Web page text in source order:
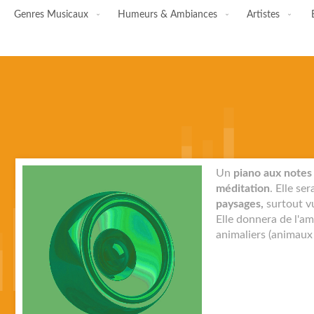
Genres Musicaux Humeurs & Ambiances Artistes
Un piano aux
méditation. Elle
paysages, surtout
Elle donnera de
animaliers